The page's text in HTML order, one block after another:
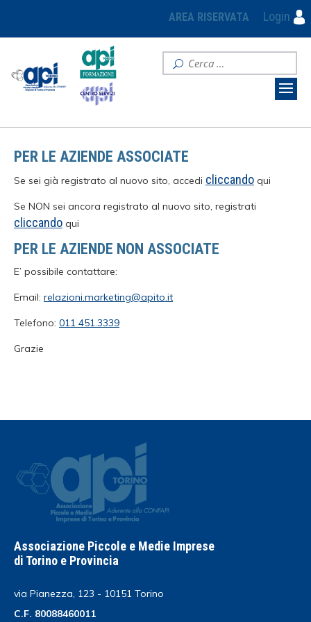
AREA RISERVATA Login
PER LE AZIENDE ASSOCIATE
Se sei già registrato al nuovo sito, accedi cliccando qui
Se NON sei ancora registrato al nuovo sito, registrati
cliccando qui
PER LE AZIENDE NON ASSOCIATE
E’ possibile contattare:
Email: relazioni.marketing@apito.it
Telefono: 011 451.3339
Grazie
Associazione Piccole e Medie Imprese
di Torino e Provincia
via Pianezza, 123 - 10151 Torino
C.F. 80088460011